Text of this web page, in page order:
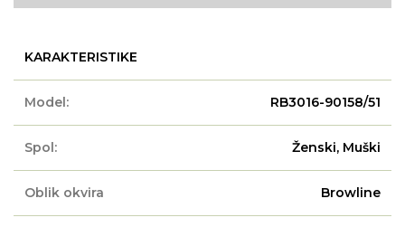
KARAKTERISTIKE
Model: RB3016-90158/51
Spol: Ženski, Muški
Oblik okvira Browline